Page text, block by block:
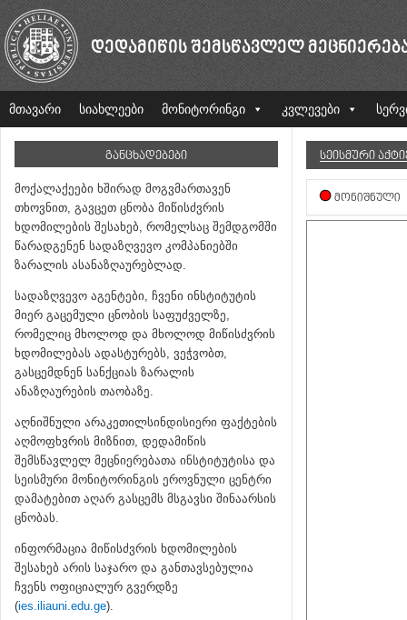
ᲓᲔᲓᲐᲛᲘᲬᲘᲡ ᲨᲔᲛᲡᲬᲐᲕᲚᲔᲚ
მთავარი სიახლეები მონიტორინგი კვლევები
ᲒᲐᲜᲪᲮᲐᲓᲔᲑᲔᲑᲘ
მოქალაქეები ხშირად მოგვმართავენ
თხოვნით, გავცეთ ცნობა მიწისძვრის
ხდომილების შესახებ, რომელსაც შემდგომში
წარადგენენ სადაზღვევო კომპანიებში
ზარალის ასანაზღაურებლად.
სადაზღვევო აგენტები, ჩვენი ინსტიტუტის
მიერ გაცემული ცნობის საფუძველზე,
რომელიც მხოლოდ და მხოლოდ მიწისძვრის
ხდომილებას ადასტურებს, ვეჭვობთ,
გასცემდნენ სანქციას ზარალის
ანაზღაურების თაობაზე.
აღნიშნული არაკეთილსინდისიერი ფაქტების
აღმოფხვრის მიზნით, დედამიწის
შემსწავლელ მეცნიერებათა ინსტიტუტისა და
სეისმური მონიტორინგის ეროვნული ცენტრი
დამატებით აღარ გასცემს მსგავსი შინაარსის
ცნობას.
ინფორმაცია მიწისძვრის ხდომილების
შესახებ არის საჯარო და განთავსებულია
ჩვენს ოფიციალურ გვერდზე
(ies.iliauni.edu.ge).
ᲡᲔᲘᲡᲛᲣᲠᲘ
ᲛᲝᲜᲘᲨᲜᲣᲚᲘ